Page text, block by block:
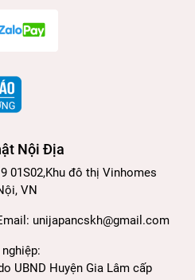
Nội Địa
01S02,Khu đô thị Vinhomes
VN
unijapancskh@gmail.com
UBND Huyện Gia Lâm cấp